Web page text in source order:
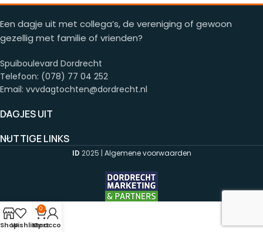
Een dagje uit met collega’s, de vereniging of gewoon
gezellig met familie of vrienden?
Spuiboulevard Dordrecht
Telefoon: (078) 77 04 252
Email: vvvdagtochten@dordrecht.nl
DAGJES UIT
NUTTIGE LINKS
ID 2025 | Algemene voorwaarden
ShopWishlist
0
Cart
My account